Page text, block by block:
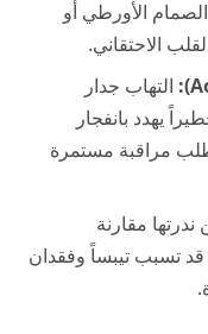
الأورطي أو
الاحتقاني.
التهاب جدار
يهدد بانفجار
مراقبة مستمرة
مقارنة
قد تسبب تيبساً وفقدان